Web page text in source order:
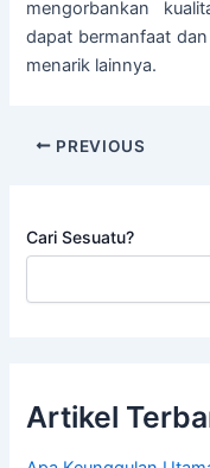
mengorbankan
dapat bermanfaat
menarik lainnya.
PREVIOUS
Cari Sesuatu?
Artikel